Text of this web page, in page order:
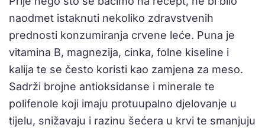
naodmet istaknuti nekoliko zdravstvenih
prednosti konzumiranja crvene leće. Puna je
vitamina B, magnezija, cinka, folne kiseline i
kalija te se često koristi kao zamjena za meso.
Sadrži brojne antioksidanse i minerale te
polifenole koji imaju protuupalno djelovanje u
tijelu, snižavaju i razinu šećera u krvi te smanjuju